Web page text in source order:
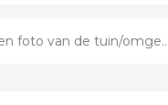
foto van de tuin/omgeving